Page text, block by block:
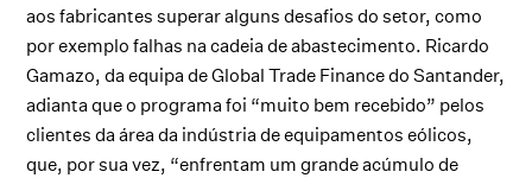
aos fabricantes superar alguns desafios do setor, como
por exemplo falhas na cadeia de abastecimento. Ricardo
Gamazo, da equipa de Global Trade Finance do Santander,
adianta que o programa foi “muito bem recebido” pelos
clientes da área da indústria de equipamentos eólicos,
que, por sua vez, “enfrentam um grande acúmulo de